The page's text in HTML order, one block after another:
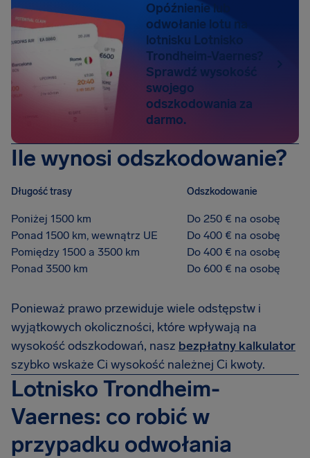
Opóźnienie lub
odwołanie lotu na
lotnisku Lotnisko
Trondheim-Vaernes?
Sprawdź wysokość
swojego
odszkodowania za
darmo.
Ile wynosi odszkodowanie?
Długość trasy Odszkodowanie
Poniżej 1500 km
Do 250 € na osobę
Ponad 1500 km, wewnątrz UE
Do 400 € na osobę
Pomiędzy 1500 a 3500 km
Do 400 € na osobę
Ponad 3500 km
Do 600 € na osobę
Ponieważ prawo przewiduje wiele odstępstw i
wyjątkowych okoliczności, które wpływają na
wysokość odszkodowań, nasz bezpłatny kalkulator
szybko wskaże Ci wysokość należnej Ci kwoty.
Lotnisko Trondheim-
Vaernes: co robić w
przypadku odwołania